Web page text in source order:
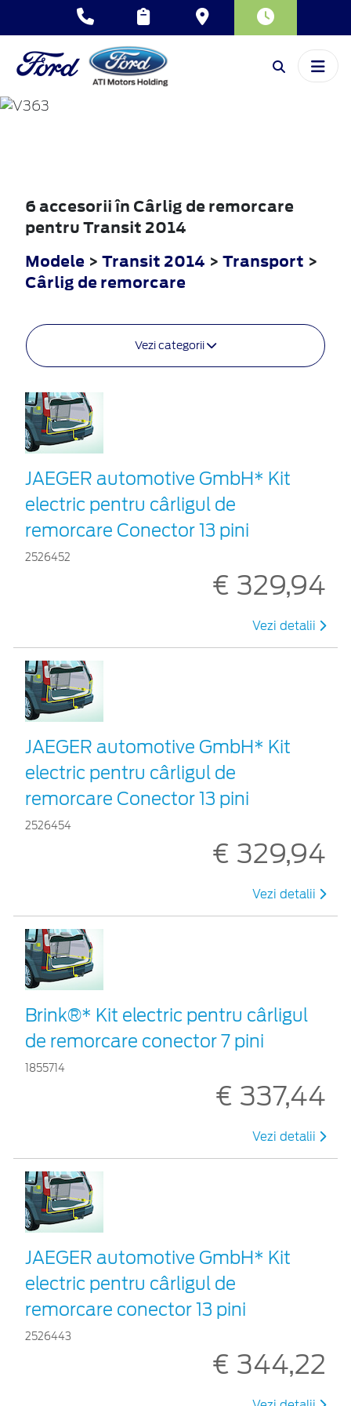
TRANSIT
6 accesorii în Cârlig de remorcare
pentru Transit 2014
Modele > Transit 2014 > Transport >
Cârlig de remorcare
Vezi categorii
JAEGER automotive GmbH* Kit
electric pentru cârligul de
remorcare Conector 13 pini
2526452
€ 329,94
Vezi detalii
JAEGER automotive GmbH* Kit
electric pentru cârligul de
remorcare Conector 13 pini
2526454
€ 329,94
Vezi detalii
Brink®* Kit electric pentru cârligul
de remorcare conector 7 pini
1855714
€ 337,44
Vezi detalii
JAEGER automotive GmbH* Kit
electric pentru cârligul de
remorcare conector 13 pini
2526443
€ 344,22